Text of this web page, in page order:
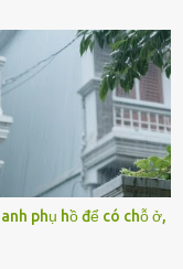
xem như điềm gở. Ông
Dương, cùng vợ là
bỏ lại đứa trẻ. Họ
ký vào giấy từ chối
một trường hợp bị
Lệ Mi – vẫn đang
chuyện gì xảy ra.
tác tại địa phương,
lặng lẽ. Nét mặt đỏ
phụ hồ để có chỗ ở,